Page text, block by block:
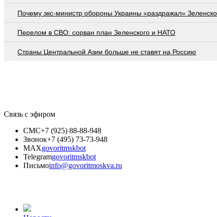
Почему экс-министр обороны Украины «раздражал»
Перелом в СВО: сорван план Зеленского и НАТО
Страны Центральной Азии больше не ставят на Россию
Связь с эфиром
СМС+7 (925) 88-88-948
Звонок+7 (495) 73-73-948
MAXgovoritmskbot
Telegramgovoritmskbot
Письмоinfo@govoritmoskva.ru